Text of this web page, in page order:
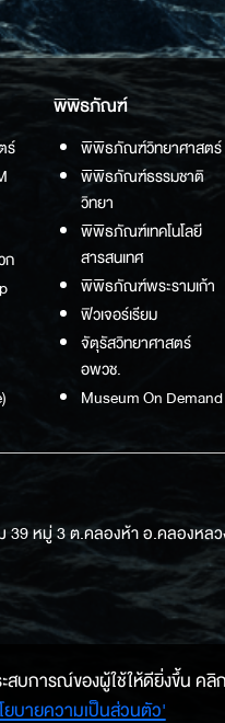
ร์
ก
พิพิธภัณฑ์
พิพิธภัณฑ์วิทยาศาสตร์
พิพิธภัณฑ์ธรรมชาติ
วิทยา
พิพิธภัณฑ์เทคโนโลยี
สารสนเทศ
พิพิธภัณฑ์พระรามเก้า
ฟิวเจอร์เรียม
จัตุรัสวิทยาศาสตร์
อพวช.
Museum On Demand
39 หมู่ 3 ต.คลองห้า อ.คลองหล
สบการณ์ของผู้ใช้ให้ดียิ่งขึ้น ค
ยบายความเป็นส่วนตัว'